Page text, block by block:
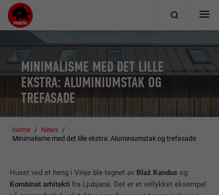
MINIMALISME MED DET LILLE
EKSTRA: ALUMINIUMSTAK OG
TREFASADE
Home
News
Minimalisme med det lille ekstra: Aluminiumstak og trefasade
Huset ved et heng i Vinje ble tegnet av Blaž Kandus og
Kombinat arhitekti fra Ljubjana. Det er et vellykket eksempel